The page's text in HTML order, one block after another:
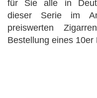
für Sie alle in
dieser Serie im
preiswerten
Bestellung eines